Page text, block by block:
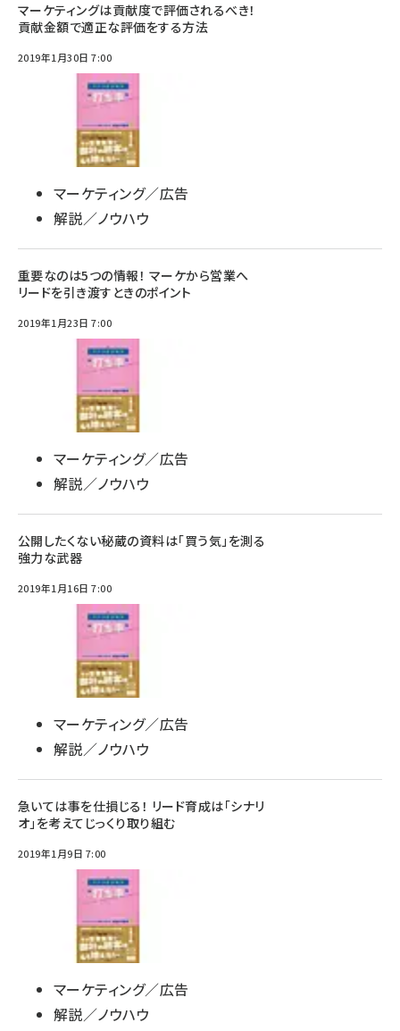
マーケティングは貢献度で評価されるべき！
貢献金額で適正な評価をする方法
2019年1月30日 7:00
マーケティング／広告
解説／ノウハウ
重要なのは5つの情報！ マーケから営業へ
リードを引き渡すときのポイント
2019年1月23日 7:00
マーケティング／広告
解説／ノウハウ
公開したくない秘蔵の資料は「買う気」を測る
強力な武器
2019年1月16日 7:00
マーケティング／広告
解説／ノウハウ
急いては事を仕損じる！ リード育成は「シナリ
オ」を考えてじっくり取り組む
2019年1月9日 7:00
マーケティング／広告
解説／ノウハウ